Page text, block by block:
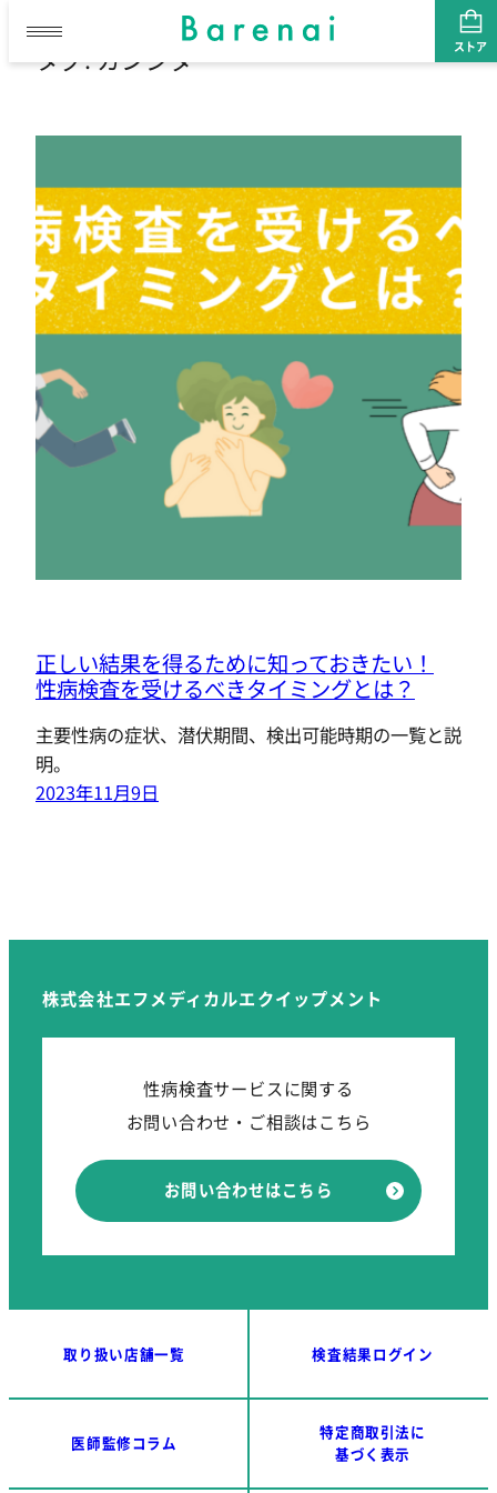
内
ストア
タグ:カンジダ
正しい結果を得るために知っておきたい！
性病検査を受けるべきタイミングとは？
主要性病の症状、潜伏期間、検出可能時期の一覧と説
明。
2023年11月9日
株式会社エフメディカルエクイップメント
性病検査サービスに関する
お問い合わせ・ご相談はこちら
お問い合わせはこちら
取り扱い店舗一覧 検査結果ログイン
医師監修コラム
特定商取引法に
基づく表示